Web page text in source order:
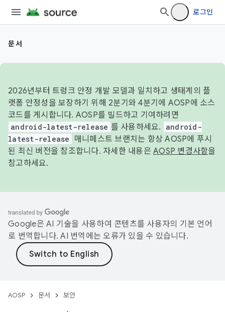
로그인
문서
2026년부터 트렁크 안정 개발 모델과 일치하고 생태계의 플
랫폼 안정성을 보장하기 위해 2분기와 4분기에 AOSP에 소스
코드를 게시합니다. AOSP를 빌드하고 기여하려면
android-latest-release 를 사용하세요.
android-
latest-release
매니페스트 브랜치는 항상 AOSP에 푸시
된 최신 버전을 참조합니다. 자세한 내용은 AOSP 변경사항을
참고하세요.
Google은 AI 기술을 사용하여 콘텐츠를 사용자의 기본 언어
로 번역합니다. AI 번역에는 오류가 있을 수 있습니다.
AOSP 문서 보안